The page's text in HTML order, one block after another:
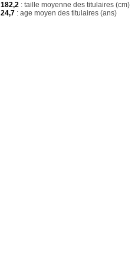
182,2 : taille moyenne des titulaires (cm)
24,7 : age moyen des titulaires (ans)